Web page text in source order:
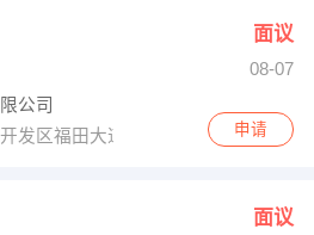
面议
08-07
公司
发区福田大道19号
申请
面议